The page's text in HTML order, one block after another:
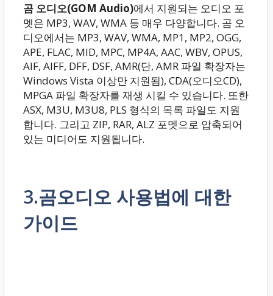
곰 오디오(GOM Audio)에서 지원되는 오디오 포
멧은 MP3, WAV, WMA 등 매우 다양합니다. 곰 오
디오에서는 MP3, WAV, WMA, MP1, MP2, OGG,
APE, FLAC, MID, MPC, MP4A, AAC, WBV, OPUS,
AIF, AIFF, DFF, DSF, AMR(단, AMR 파일 확장자는
Windows Vista 이상만 지원됨), CDA(오디오CD),
MPGA 파일 확장자를 재생 시킬 수 있습니다. 또한
ASX, M3U, M3U8, PLS 형식의 목록 파일도 지원
합니다. 그리고 ZIP, RAR, ALZ 포멧으로 압축되어
있는 미디어도 지원됩니다.
3.곰오디오 사용법에 대한
가이드